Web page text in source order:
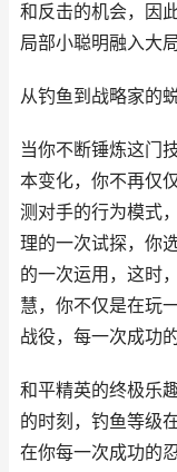
和反击的机会，因
局部小聪明融入大
从钓鱼到战略家的
当你不断锤炼这门
本变化，你不再仅
测对手的行为模式
理的一次试探，你
的一次运用，这时
慧，你不仅是在玩
战役，每一次成功
和平精英的终极乐
的时刻，钓鱼等级
在你每一次成功的